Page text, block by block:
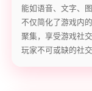
能如语音、文字、
不仅简化了游戏内
聚集，享受游戏社
玩家不可或缺的社交